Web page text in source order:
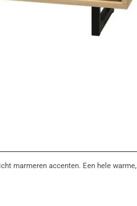
marmeren accenten. Een hele warme,